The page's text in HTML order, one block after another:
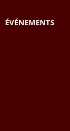
ÉVÉNEMENTS